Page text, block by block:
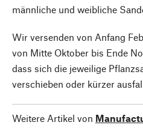
männliche und weibliche
Wir versenden von Anfang
von Mitte Oktober bis Ende
dass sich die jeweilige
verschieben oder kürzer
Weitere Artikel von